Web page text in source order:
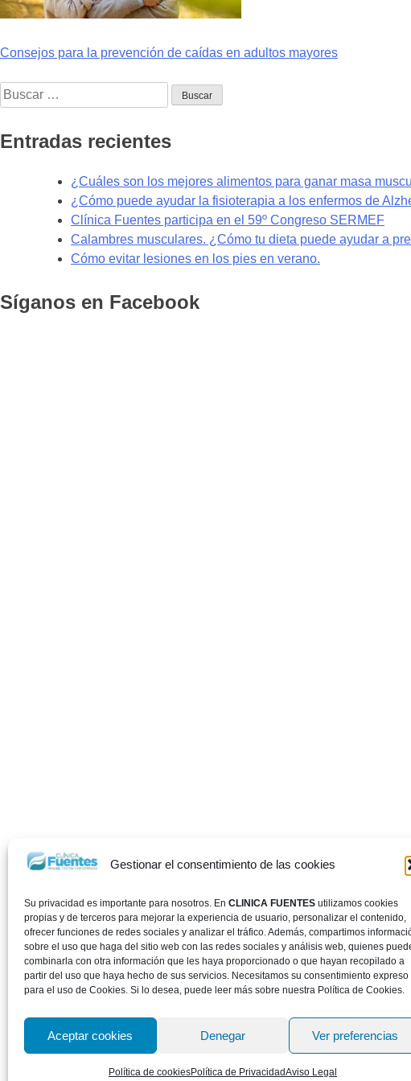
Gestionar el consentimiento de las cookies
Su privacidad es importante para nosotros. En CLINICA FUENTES utilizamos cookies
propias y de terceros para mejorar la experiencia de usuario, personalizar el contenido,
ofrecer funciones de redes sociales y analizar el tráfico. Además, compartimos
sobre el uso que haga del sitio web con las redes sociales y análisis web, quienes
combinarla con otra información que les haya proporcionado o que hayan recopilado a
partir del uso que haya hecho de sus servicios. Necesitamos su consentimiento expreso
para el uso de Cookies. Si lo desea, puede leer más sobre nuestra Política de Cookies.
Aceptar cookies Denegar Ver preferencias
Política de cookiesPolítica de PrivacidadAviso Legal
Navegación
de
entradas
Consejos para la prevención de caídas en adultos mayores
Buscar:
Entradas recientes
¿Cuáles son los mejores alimentos para ganar masa
¿Cómo puede ayudar la fisioterapia a los enfermos de
Clínica Fuentes participa en el 59º Congreso SERMEF
Calambres musculares. ¿Cómo tu dieta puede ayudar a
Cómo evitar lesiones en los pies en verano.
Síganos en Facebook